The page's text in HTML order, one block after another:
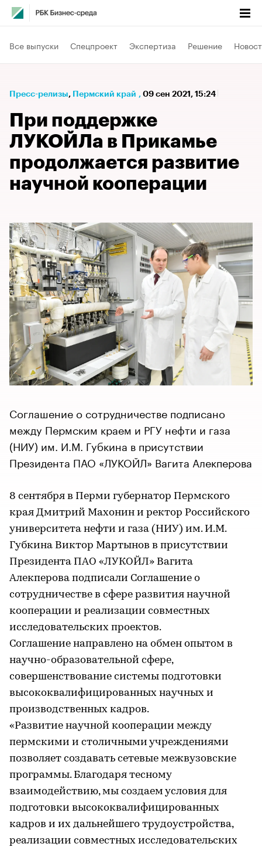
Все выпуски Спецпроект Экспертиза Решение
Пресс-релизы⁠, Пермский край , 09 сен 2021, 15:24
При поддержке
ЛУКОЙЛа в Прикамье
продолжается развитие
научной кооперации
Соглашение о сотрудничестве подписано
между Пермским краем и РГУ нефти и газа
(НИУ) им. И.М. Губкина в присутствии
Президента ПАО «ЛУКОЙЛ» Вагита Алекперова
8 сентября в Перми губернатор Пермского
края Дмитрий Махонин и ректор Российского
университета нефти и газа (НИУ) им. И.М.
Губкина Виктор Мартынов в присутствии
Президента ПАО «ЛУКОЙЛ» Вагита
Алекперова подписали Соглашение о
сотрудничестве в сфере развития научной
кооперации и реализации совместных
исследовательских проектов.
Соглашение направлено на обмен опытом в
научно-образовательной сфере,
совершенствование системы подготовки
высококвалифицированных научных и
производственных кадров.
«Развитие научной кооперации между
пермскими и столичными учреждениями
позволяет создавать сетевые межвузовские
программы. Благодаря тесному
взаимодействию, мы создаем условия для
подготовки высококвалифицированных
кадров и их дальнейшего трудоустройства,
реализации совместных исследовательских